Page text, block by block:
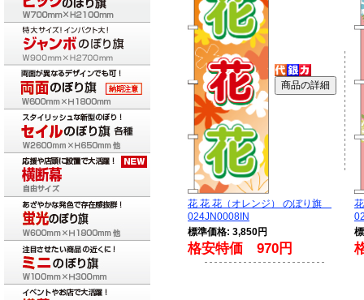
花 花 花（オレンジ） のぼり旗
024JN0008IN
標準価格: 3,850円
格安特価 970円